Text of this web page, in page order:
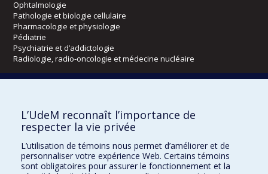
Ophtalmologie
Pathologie et biologie cellulaire
Pharmacologie et physiologie
Pédiatrie
Psychiatrie et d’addictologie
Radiologie, radio-oncologie et médecine nucléaire
Kinésiologie et des sciences de l’activité physique
Orthophonie et audiologie
Directions
L’UdeM reconnaît l’importance de
respecter la vie privée
L’utilisation de témoins nous permet d’améliorer et de
personnaliser votre expérience Web. Certains témoins
sont obligatoires pour assurer le fonctionnement et la